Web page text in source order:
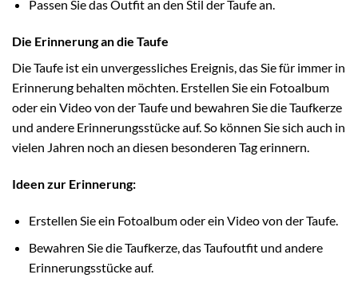
Passen Sie das Outfit an den Stil der Taufe an.
Die Erinnerung an die Taufe
Die Taufe ist ein unvergessliches Ereignis, das Sie für immer in
Erinnerung behalten möchten. Erstellen Sie ein Fotoalbum
oder ein Video von der Taufe und bewahren Sie die Taufkerze
und andere Erinnerungsstücke auf. So können Sie sich auch in
vielen Jahren noch an diesen besonderen Tag erinnern.
Ideen zur Erinnerung:
Erstellen Sie ein Fotoalbum oder ein Video von der Taufe.
Bewahren Sie die Taufkerze, das Taufoutfit und andere
Erinnerungsstücke auf.